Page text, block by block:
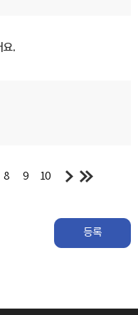
요.
8 9 10
등록